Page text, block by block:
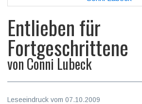
Entlieben für
Fortgeschrittene
vonConni Lubeck
Leseeindruck vom 07.10.2009